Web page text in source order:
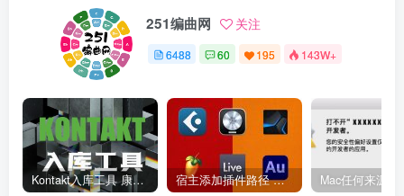
251编曲网 关注
6488 60 195 143W+
Kontakt入库工具 康泰克入库教程 宿主添加插件路径 插件路径设置 VSTPlugins路径